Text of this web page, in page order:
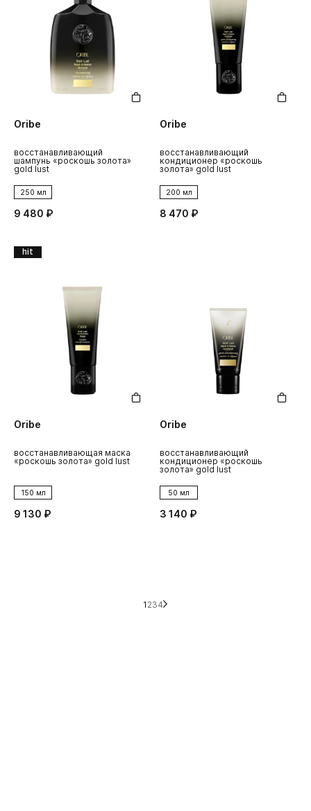
Oribe
восстанавливающий
шампунь «роскошь золота»
gold lust
250 мл
9 480 ₽
Oribe
восстанавливающий
кондиционер «роскошь
золота» gold lust
200 мл
8 470 ₽
hit
Oribe
восстанавливающая маска
«роскошь золота» gold lust
150 мл
9 130 ₽
Oribe
восстанавливающий
кондиционер «роскошь
золота» gold lust
50 мл
3 140 ₽
1 234